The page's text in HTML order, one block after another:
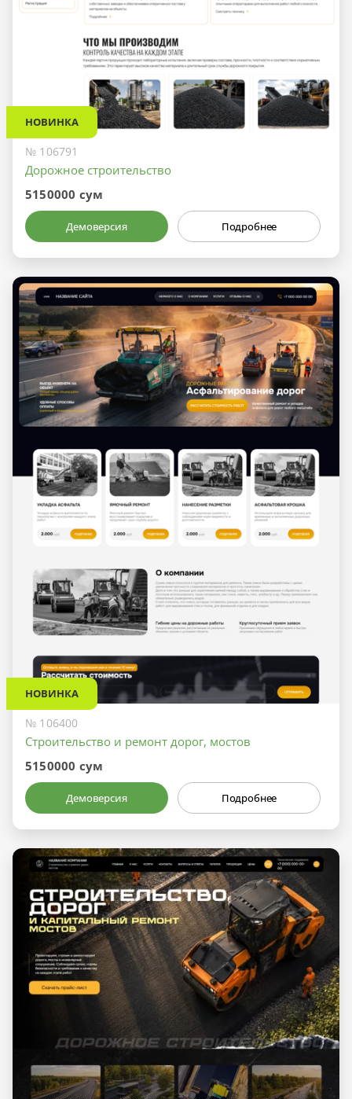
НОВИНКА
№ 106791
Дорожное строительство
5150000 сум
Демоверсия Подробнее
НОВИНКА
№ 106400
Строительство и ремонт дорог, мостов
5150000 сум
Демоверсия Подробнее